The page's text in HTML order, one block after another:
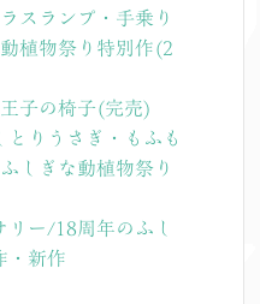
スランプ・手乗り
植物祭り特別作(2
子の椅子(完売)
とりうさぎ・もふも
しぎな動植物祭り
ー/18周年のふし
・新作